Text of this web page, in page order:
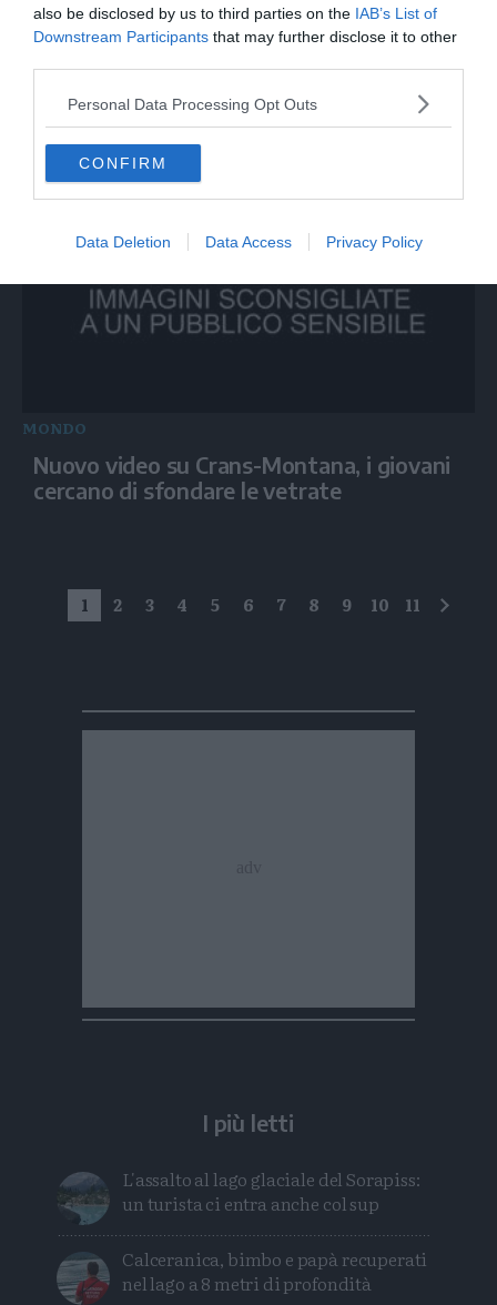
also be disclosed by us to third parties on the IAB’s List of
Downstream Participants that may further disclose it to other
Personal Data Processing Opt Outs
CONFIRM
Data Deletion Data Access Privacy Policy
Sparatoria in una scuola in Thailandia, i
soccorsi sul posto
MONDO
Nuovo video su Crans-Montana, i giovani
cercano di sfondare le vetrate
1 2 3 4 5 6 7 8 9 10 11
I più letti
L'assalto al lago glaciale del Sorapiss:
un turista ci entra anche col sup
Calceranica, bimbo e papà recuperati
nel lago a 8 metri di profondità